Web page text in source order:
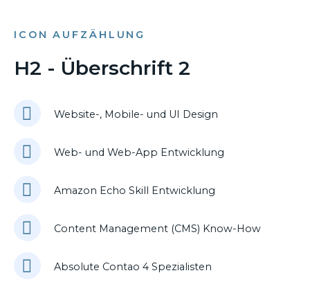
ICON AUFZÄHLUNG
H2 - Überschrift 2
Website-, Mobile- und UI Design
Web- und Web-App Entwicklung
Amazon Echo Skill Entwicklung
Content Management (CMS) Know-How
Absolute Contao 4 Spezialisten